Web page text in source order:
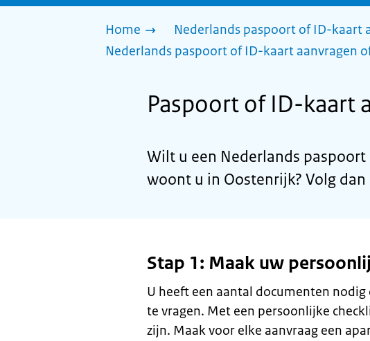
Home
Nederlands paspoort of ID-kaart
Nederlands paspoort of ID-kaart aanvragen
Paspoort of ID-kaart
Wilt u een Nederlands
woont u in Oostenrijk? Volg
Stap 1: Maak uw
U heeft een aantal documenten
te vragen. Met een persoonlijke
zijn. Maak voor elke aanvraag een